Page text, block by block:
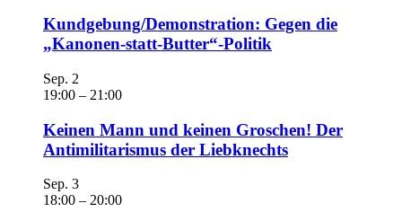
Kundgebung/Demonstration: Gegen die
„Kanonen-statt-Butter“-Politik
Sep. 2
19:00 – 21:00
Keinen Mann und keinen Groschen! Der
Antimilitarismus der Liebknechts
Sep. 3
18:00 – 20:00